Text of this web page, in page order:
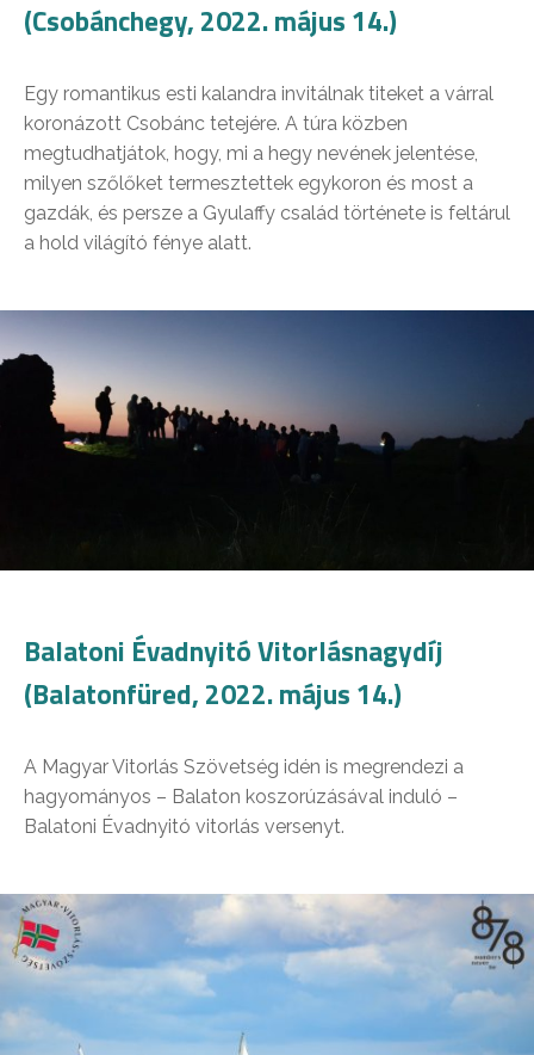
(Csobánchegy, 2022. május 14.)
Egy romantikus esti kalandra invitálnak titeket a várral
koronázott Csobánc tetejére. A túra közben
megtudhatjátok, hogy, mi a hegy nevének jelentése,
milyen szőlőket termesztettek egykoron és most a
gazdák, és persze a Gyulaffy család története is feltárul
a hold világító fénye alatt.
Balatoni Évadnyitó Vitorlásnagydíj
(Balatonfüred, 2022. május 14.)
A Magyar Vitorlás Szövetség idén is megrendezi a
hagyományos – Balaton koszorúzásával induló –
Balatoni Évadnyitó vitorlás versenyt.